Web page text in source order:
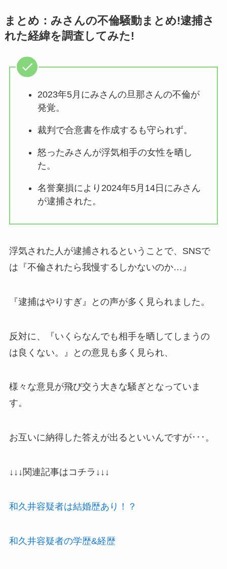
まとめ：みさんの不倫騒動まとめ!逮捕さ
れた経緯を調査してみた!
2023年5月にみさんの旦那さんの不倫が
発覚。
裁判で合意書を作成するも守られず。
怒ったみさんが浮気相手の女性を晒し
た。
名誉棄損により2024年5月14日にみさん
が逮捕された。
浮気された人が逮捕されるということで、SNSで
は『不倫されたら我慢するしかないのか…』
『逮捕はやりすぎ』との声が多く見られました。
反対に、『いくらなんでも相手を晒してしまうの
は良くない。』との意見も多く見られ、
様々な意見が飛び交う大きな騒ぎとなっていま
す。
お互いに納得した答えが出るといいんですが･･･。
↓↓↓関連記事はコチラ↓↓↓
和久井容疑者は結婚歴あり！？
和久井容疑者の学歴&経歴